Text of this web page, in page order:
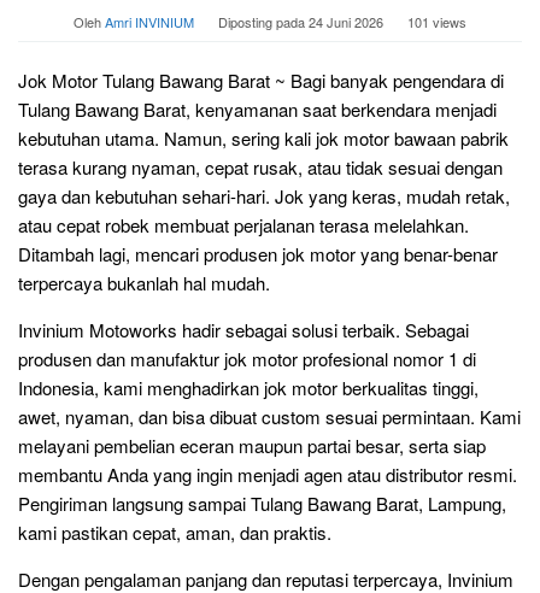
OlehAmri INVINIUM Diposting pada24 Juni 2026 101 views
Jok Motor Tulang Bawang Barat ~ Bagi banyak pengendara di
Tulang Bawang Barat, kenyamanan saat berkendara menjadi
kebutuhan utama. Namun, sering kali jok motor bawaan pabrik
terasa kurang nyaman, cepat rusak, atau tidak sesuai dengan
gaya dan kebutuhan sehari-hari. Jok yang keras, mudah retak,
atau cepat robek membuat perjalanan terasa melelahkan.
Ditambah lagi, mencari produsen jok motor yang benar-benar
terpercaya bukanlah hal mudah.
Invinium Motoworks hadir sebagai solusi terbaik. Sebagai
produsen dan manufaktur jok motor profesional nomor 1 di
Indonesia, kami menghadirkan jok motor berkualitas tinggi,
awet, nyaman, dan bisa dibuat custom sesuai permintaan. Kami
melayani pembelian eceran maupun partai besar, serta siap
membantu Anda yang ingin menjadi agen atau distributor resmi.
Pengiriman langsung sampai Tulang Bawang Barat, Lampung,
kami pastikan cepat, aman, dan praktis.
Dengan pengalaman panjang dan reputasi terpercaya, Invinium